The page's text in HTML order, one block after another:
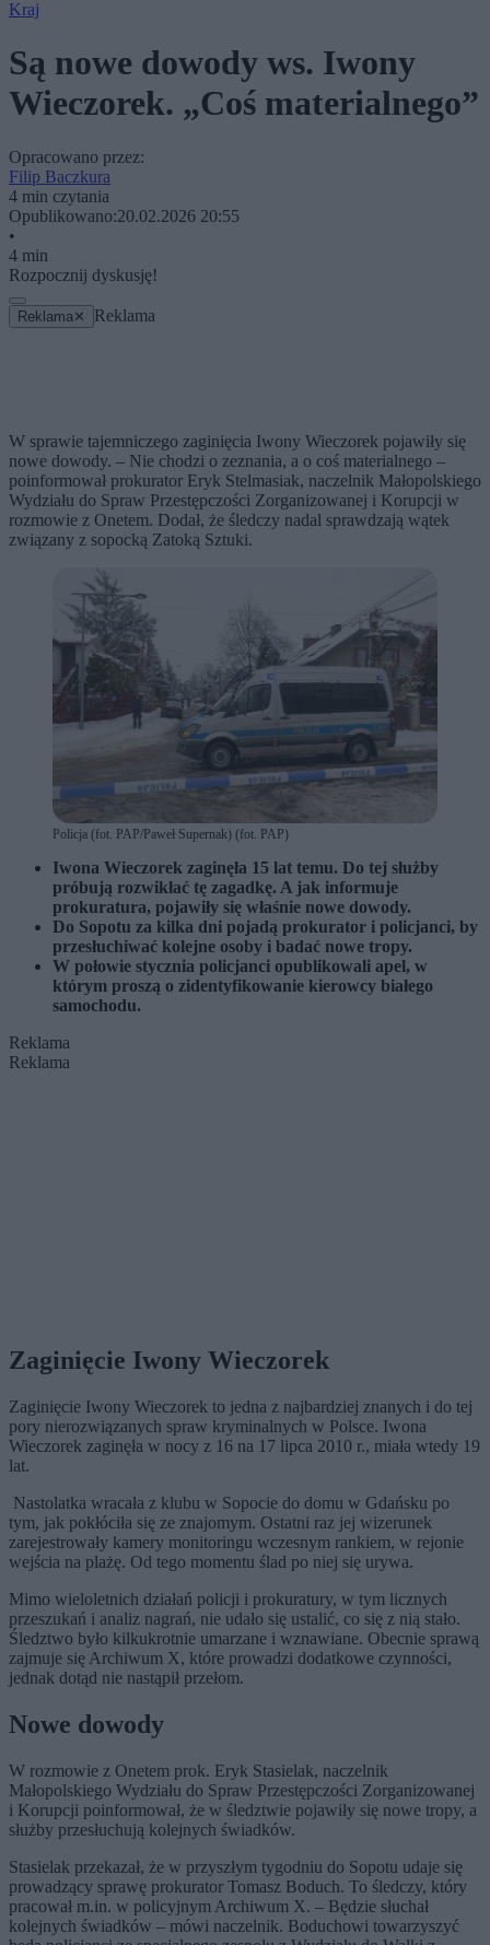
Kraj
Są nowe dowody ws. Iwony
Wieczorek. „Coś materialnego”
Opracowano przez:
Filip Baczkura
4 min czytania
Opublikowano:20.02.2026 20:55
•
4 min
Rozpocznij dyskusję!
Reklama ✕ Reklama
W sprawie tajemniczego zaginięcia Iwony Wieczorek pojawiły się
nowe dowody. – Nie chodzi o zeznania, a o coś materialnego –
poinformował prokurator Eryk Stelmasiak, naczelnik Małopolskiego
Wydziału do Spraw Przestępczości Zorganizowanej i Korupcji w
rozmowie z Onetem. Dodał, że śledczy nadal sprawdzają wątek
związany z sopocką Zatoką Sztuki.
Policja (fot. PAP/Paweł Supernak) (fot. PAP)
Iwona Wieczorek zaginęła 15 lat temu. Do tej służby
próbują rozwikłać tę zagadkę. A jak informuje
prokuratura, pojawiły się właśnie nowe dowody.
Do Sopotu za kilka dni pojadą prokurator i policjanci, by
przesłuchiwać kolejne osoby i badać nowe tropy.
W połowie stycznia policjanci opublikowali apel, w
którym proszą o zidentyfikowanie kierowcy białego
samochodu.
Reklama
Reklama
Zaginięcie Iwony Wieczorek
Zaginięcie Iwony Wieczorek to jedna z najbardziej znanych i do tej
pory nierozwiązanych spraw kryminalnych w Polsce. Iwona
Wieczorek zaginęła w nocy z 16 na 17 lipca 2010 r., miała wtedy 19
lat.
Nastolatka wracała z klubu w Sopocie do domu w Gdańsku po
tym, jak pokłóciła się ze znajomym. Ostatni raz jej wizerunek
zarejestrowały kamery monitoringu wczesnym rankiem, w rejonie
wejścia na plażę. Od tego momentu ślad po niej się urywa.
Mimo wieloletnich działań policji i prokuratury, w tym licznych
przeszukań i analiz nagrań, nie udało się ustalić, co się z nią stało.
Śledztwo było kilkukrotnie umarzane i wznawiane. Obecnie sprawą
zajmuje się Archiwum X, które prowadzi dodatkowe czynności,
jednak dotąd nie nastąpił przełom.
Nowe dowody
W rozmowie z Onetem prok. Eryk Stasielak, naczelnik
Małopolskiego Wydziału do Spraw Przestępczości Zorganizowanej
i Korupcji poinformował, że w śledztwie pojawiły się nowe tropy, a
służby przesłuchują kolejnych świadków.
Stasielak przekazał, że w przyszłym tygodniu do Sopotu udaje się
prowadzący sprawę prokurator Tomasz Boduch. To śledczy, który
pracował m.in. w policyjnym Archiwum X. – Będzie słuchał
kolejnych świadków – mówi naczelnik. Boduchowi towarzyszyć